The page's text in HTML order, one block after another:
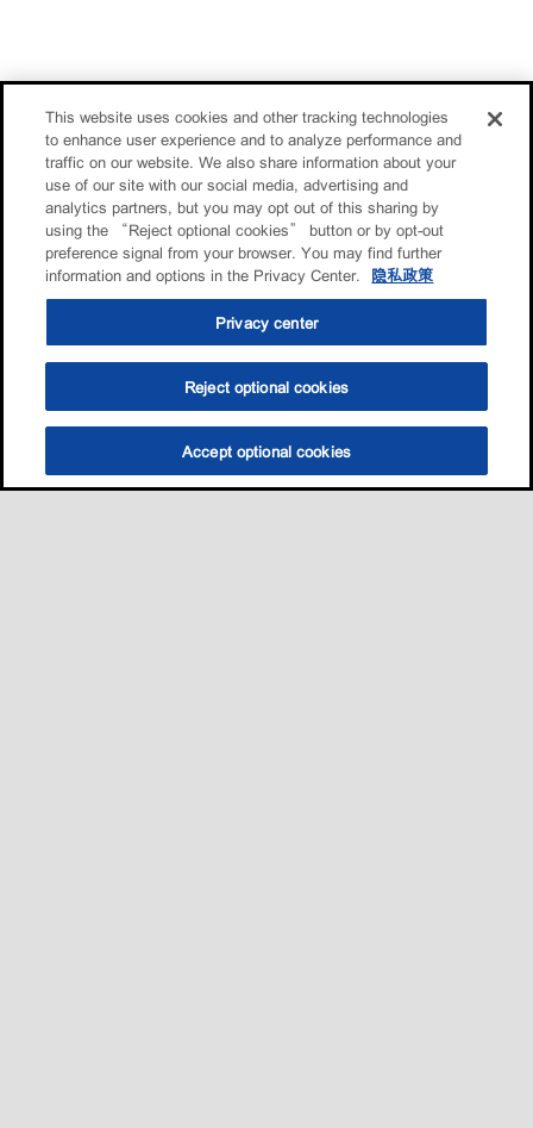
This website uses cookies and other tracking technologies
to enhance user experience and to analyze performance and
traffic on our website. We also share information about your
use of our site with our social media, advertising and
analytics partners, but you may opt out of this sharing by
using the “Reject optional cookies” button or by opt-out
preference signal from your browser. You may find further
information and options in the Privacy Center.
隐私政策
Privacy center
Reject optional cookies
Accept optional cookies